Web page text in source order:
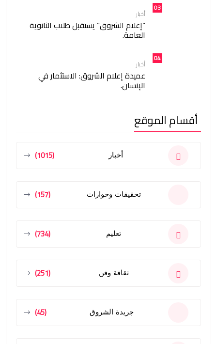
03
أخبار
“إعلام الشروق” يستقبل طلاب الثانوية
العامة.
04
أخبار
عميدة إعلام الشروق: الاستثمار في
الإنسان.
أقسام الموقع
أخبار (1015)
تحقيقات وحوارات (157)
تعليم (734)
ثقافة وفن (251)
جريدة الشروق (45)